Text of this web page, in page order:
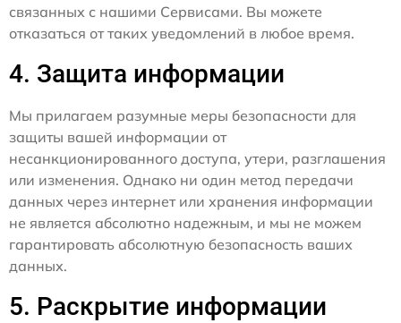
связанных с нашими Сервисами. Вы можете
отказаться от таких уведомлений в любое время.
4. Защита информации
Мы прилагаем разумные меры безопасности для
защиты вашей информации от
несанкционированного доступа, утери, разглашения
или изменения. Однако ни один метод передачи
данных через интернет или хранения информации
не является абсолютно надежным, и мы не можем
гарантировать абсолютную безопасность ваших
данных.
5. Раскрытие информации